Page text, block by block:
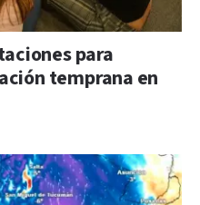
para
temprana en